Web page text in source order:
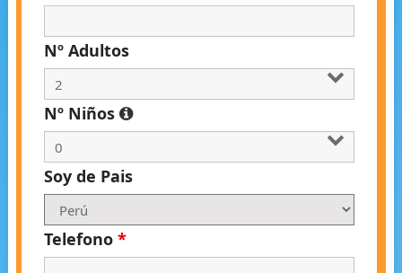
Nº Adultos
Nº Niños
Soy de Pais
Telefono *